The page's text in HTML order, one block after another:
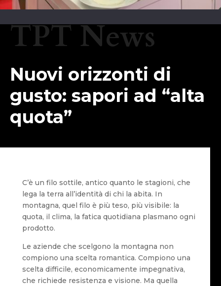
TPT News
Nuovi orizzonti di
gusto: sapori ad “alta
quota”
C’è un filo sottile, antico quanto le stagioni, che
lega la terra all’identità di chi la abita. In
montagna, quel filo è più teso, più visibile: la
quota, il clima, la fatica quotidiana plasmano ogni
prodotto.
Le aziende che scelgono la montagna non
compiono una scelta romantica. Compiono una
scelta difficile, economicamente impegnativa,
che richiede resistenza e visione. Ma quella